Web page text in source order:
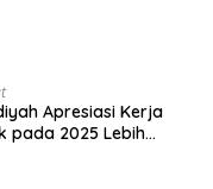
Apresiasi Kerja
pada 2025 Lebih